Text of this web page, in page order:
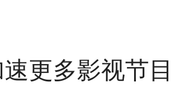
更多影视节目